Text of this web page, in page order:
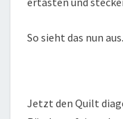
So sieht das nun aus.
Jetzt den Quilt